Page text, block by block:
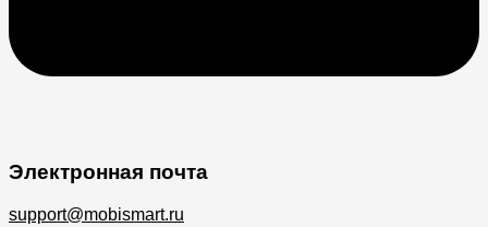
Электронная почта
support@mobismart.ru